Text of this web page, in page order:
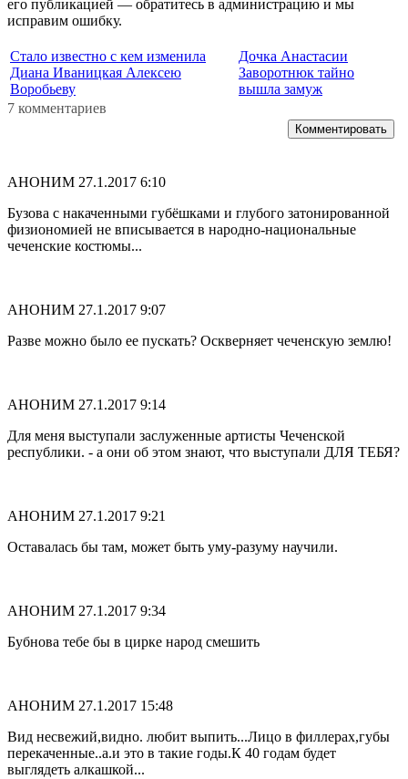
его публикацией — обратитесь в администрацию и мы
исправим ошибку.
Стало известно с кем изменила
Диана Иваницкая Алексею
Воробьеву
Дочка Анастасии
Заворотнюк тайно
вышла замуж
7 комментариев
Комментировать
АНОНИМ 27.1.2017 6:10
Бузова с накаченными губёшками и глубого затонированной
физиономией не вписывается в народно-национальные
чеченские костюмы...
АНОНИМ 27.1.2017 9:07
Разве можно было ее пускать? Оскверняет чеченскую землю!
АНОНИМ 27.1.2017 9:14
Для меня выступали заслуженные артисты Чеченской
республики. - а они об этом знают, что выступали ДЛЯ ТЕБЯ?
АНОНИМ 27.1.2017 9:21
Оставалась бы там, может быть уму-разуму научили.
АНОНИМ 27.1.2017 9:34
Бубнова тебе бы в цирке народ смешить
АНОНИМ 27.1.2017 15:48
Вид несвежий,видно. любит выпить...Лицо в филлерах,губы
перекаченные..а.и это в такие годы.К 40 годам будет
выглядеть алкашкой...